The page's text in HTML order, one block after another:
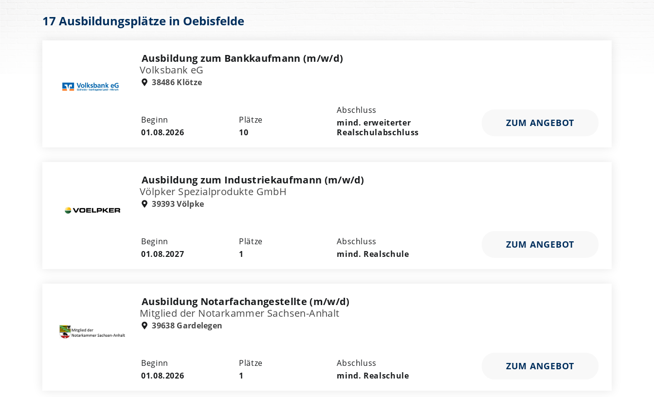
17 Ausbildungsplätze in Oebisfelde
Ausbildung zum Bankkaufmann (m/w/d)
Volksbank eG
38486 Klötze
Beginn
01.08.2026
Plätze
10
Abschluss
mind. erweiterter
Realschulabschluss
ZUM ANGEBOT
Ausbildung zum Industriekaufmann (m/w/d)
Völpker Spezialprodukte GmbH
39393 Völpke
Beginn
01.08.2027
Plätze
1
Abschluss
mind. Realschule
ZUM ANGEBOT
Ausbildung Notarfachangestellte (m/w/d)
Mitglied der Notarkammer Sachsen-Anhalt
39638 Gardelegen
Beginn
01.08.2026
Plätze
1
Abschluss
mind. Realschule
ZUM ANGEBOT